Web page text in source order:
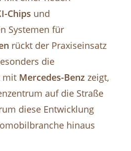
Chips und
Systemen für
rückt der Praxiseinsatz
die
mit Mercedes-Benz zeigt,
auf die Straße
diese Entwicklung
hinaus